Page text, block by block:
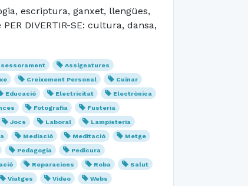
escriptura, ganxet, llengües,
DIVERTIR-SE: cultura, dansa,
Assignatures
Creixement Personal
Cuinar
Educació Electricitat
Electrònica
Fotografia
Fusteria
Jocs Laboral
Lampisteria
Mediació Meditació
Metge
Pedagogia
Pedicura
Reparacions Roba
Salut
Viatges Vídeo Webs